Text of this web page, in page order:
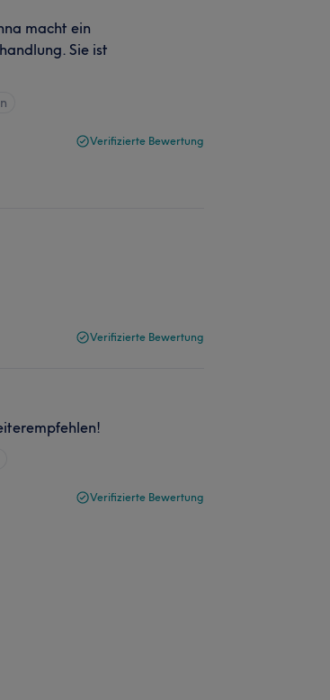
macht ein
Sie ist
Verifizierte Bewertung
Verifizierte Bewertung
Verifizierte Bewertung